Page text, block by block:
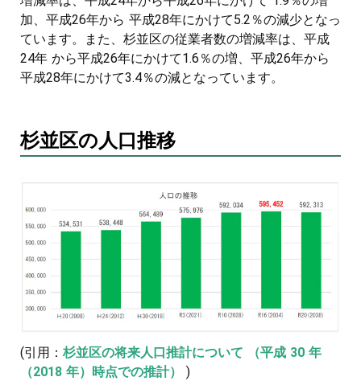
加、平成26年から 平成28年にかけて5.2％の減少となっ
ています。また、杉並区の従業者数の増減率は、平成
24年 から平成26年にかけて1.6％の増、平成26年から
平成28年にかけて3.4％の減となっています。
杉並区の人口推移
(引用： 杉並区の将来人口推計について （平成 30 年
（2018 年）時点での推計）
)